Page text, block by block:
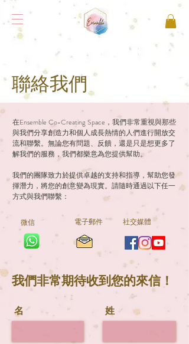
聯絡我們
在Ensemble Co-Creating Space，我們非常重視與那些
與我們分享創造力和個人成長熱情的人們進行開放交
流和聯繫。無論您有問題、反饋，還是只是想更多了
解我們的服務，我們都樂意為您提供幫助。
我們的團隊致力於提供卓越的支持和指導，幫助您發
揮潛力，將您的創意變為現實。請隨時通過以下任一
方式與我們聯繫：
微信 電子郵件 社交媒體
我們非常期待收到您的來信！
名 姓